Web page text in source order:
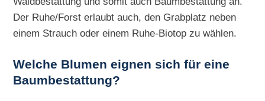
Der Ruhe/Forst erlaubt auch, den Grabplatz neben
einem Strauch oder einem Ruhe-Biotop zu wählen.
Welche Blumen eignen sich für eine
Baumbestattung?